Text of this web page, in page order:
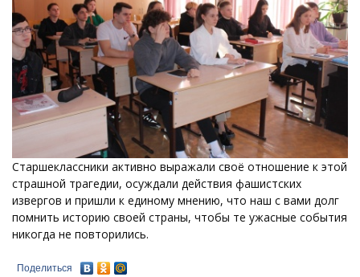
Старшеклассники активно выражали своё отношение к этой
страшной трагедии, осуждали действия фашистских
извергов и пришли к единому мнению, что наш с вами долг
помнить историю своей страны, чтобы те ужасные события
никогда не повторились.
Поделиться